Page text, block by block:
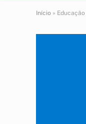
Início »